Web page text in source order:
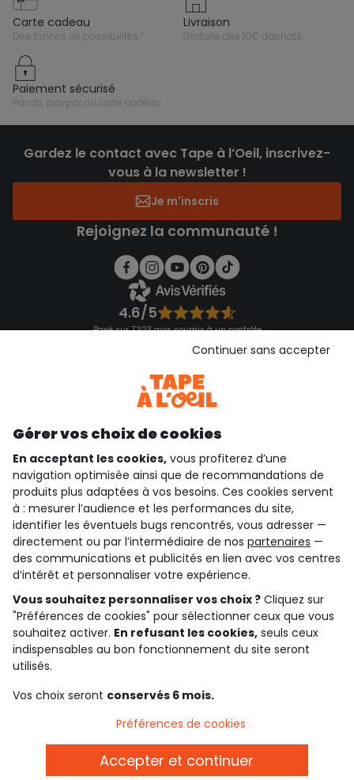
carte cadeau
des tonnes de possibilités !
livraison
gratuite dès 10€ d'achats
paiement sécurisé
par cb, paypal ou carte cadeau
Gardez le contact avec Tape à l’Oeil, inscrivez-
vous à la newsletter !
Je m'inscris
Rejoignez la communauté !
4.6/5
Basé sur 7 323 avis soumis à un contrôle
Consulter les CGU
qui sommes-nous ?
besoin d'aide ?
le club fidélité
notre catalogue
Conditions générales de ventes et d'utilisation
Conditions d’utilisation des réseaux sociaux
Politique de confidentialité
Cookies et données personnelles
Paramètres des cookies
Gérer vos choix de cookies
En acceptant les cookies, vous profiterez d’une
navigation optimisée ainsi que de recommandations de
produits plus adaptées à vos besoins. Ces cookies servent
à : mesurer l’audience et les performances du site,
identifier les éventuels bugs rencontrés, vous adresser —
directement ou par l’intermédiaire de nos partenaires —
des communications et publicités en lien avec vos centres
d’intérêt et personnaliser votre expérience.
Vous souhaitez personnaliser vos choix ? Cliquez sur
"Préférences de cookies" pour sélectionner ceux que vous
souhaitez activer. En refusant les cookies, seuls ceux
indispensables au bon fonctionnement du site seront
utilisés.
Vos choix seront conservés 6 mois.
Continuer sans accepter
Préférences de cookies
Accepter et continuer